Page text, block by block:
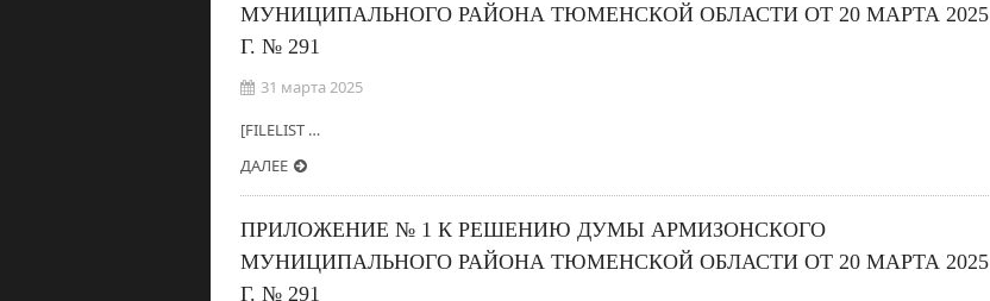
МУНИЦИПАЛЬНОГО РАЙОНА ТЮМЕНСКОЙ ОБЛАСТИ ОТ 20 МАРТА 2025
Г. № 291
31 марта 2025
[FILELIST …
ДАЛЕЕ
ПРИЛОЖЕНИЕ № 1 К РЕШЕНИЮ ДУМЫ АРМИЗОНСКОГО
МУНИЦИПАЛЬНОГО РАЙОНА ТЮМЕНСКОЙ ОБЛАСТИ ОТ 20 МАРТА 2025
Г. № 291